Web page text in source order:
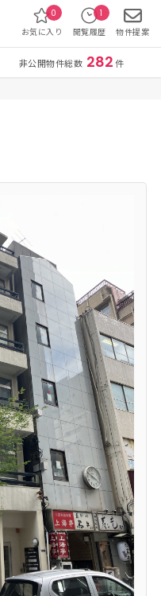
非公開物件総数 282件
お気に入り
0
閲覧履歴
1
物件提案